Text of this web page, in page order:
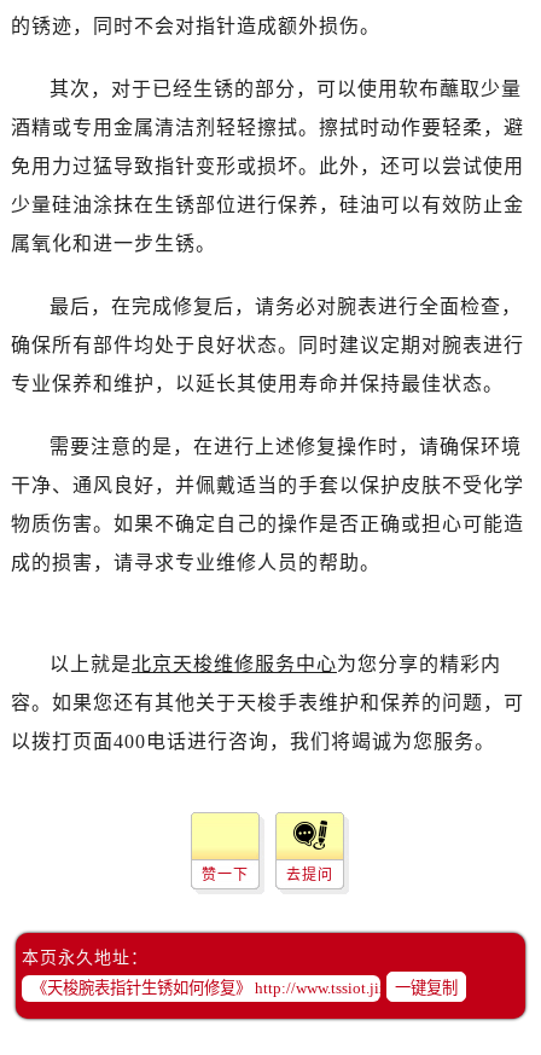
的锈迹，同时不会对指针造成额外损伤。
其次，对于已经生锈的部分，可以使用软布蘸取少量
酒精或专用金属清洁剂轻轻擦拭。擦拭时动作要轻柔，避
免用力过猛导致指针变形或损坏。此外，还可以尝试使用
少量硅油涂抹在生锈部位进行保养，硅油可以有效防止金
属氧化和进一步生锈。
最后，在完成修复后，请务必对腕表进行全面检查，
确保所有部件均处于良好状态。同时建议定期对腕表进行
专业保养和维护，以延长其使用寿命并保持最佳状态。
需要注意的是，在进行上述修复操作时，请确保环境
干净、通风良好，并佩戴适当的手套以保护皮肤不受化学
物质伤害。如果不确定自己的操作是否正确或担心可能造
成的损害，请寻求专业维修人员的帮助。
以上就是北京天梭维修服务中心为您分享的精彩内
容。如果您还有其他关于天梭手表维护和保养的问题，可
以拨打页面400电话进行咨询，我们将竭诚为您服务。
赞一下 去提问
本页永久地址：
一键复制